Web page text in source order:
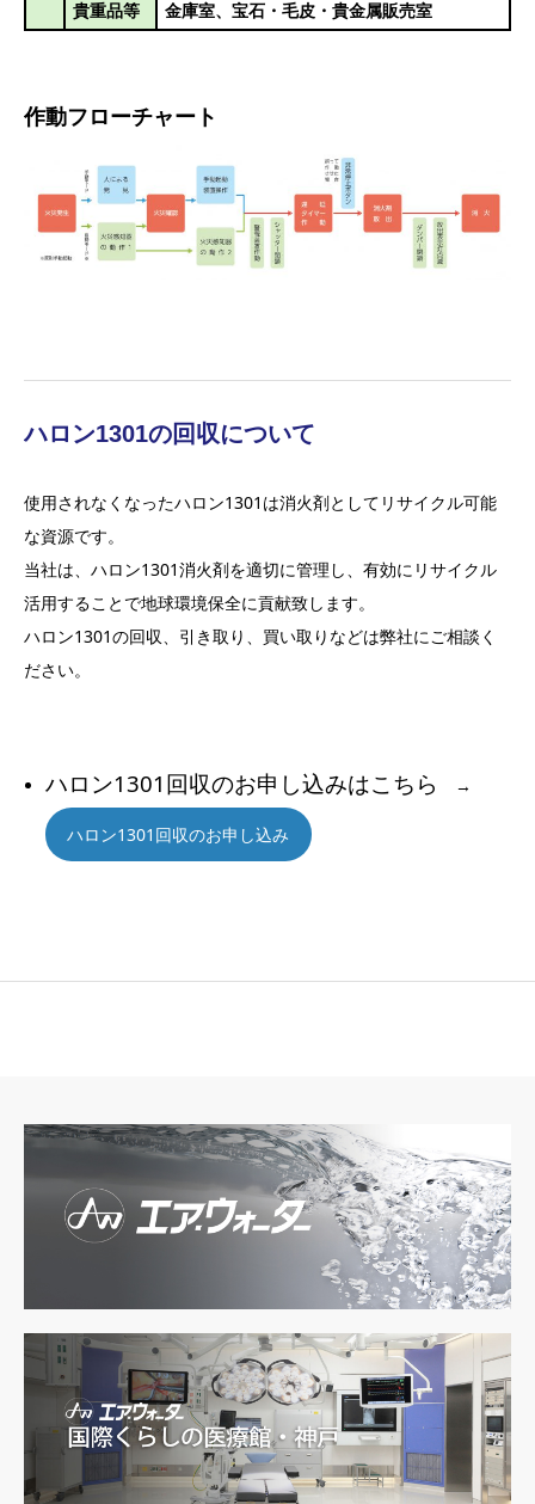
貴重品等 金庫室、 宝石・毛皮・貴金属販売室
作動フローチャート
ハロン1301の回収について
使用されなくなったハロン1301は消火剤としてリサイクル可能
な資源です。
当社は、ハロン1301消火剤を適切に管理し、有効にリサイクル
活用することで地球環境保全に貢献致します。
ハロン1301の回収、引き取り、買い取りなどは弊社にご相談く
ださい。
ハロン1301回収のお申し込みはこちら →
ハロン1301回収のお申し込み